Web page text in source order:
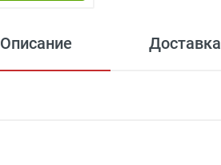
Описание Доставка